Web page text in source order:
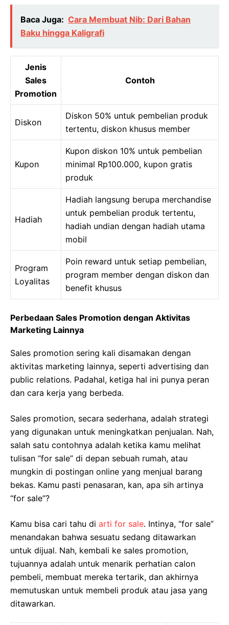
Baca Juga: Cara Membuat Nib: Dari Bahan
Baku hingga Kaligrafi
Jenis
Sales
Promotion
Contoh
Diskon
Diskon 50% untuk pembelian produk
tertentu, diskon khusus member
Kupon
Kupon diskon 10% untuk pembelian
minimal Rp100.000, kupon gratis
produk
Hadiah
Hadiah langsung berupa merchandise
untuk pembelian produk tertentu,
hadiah undian dengan hadiah utama
mobil
Program
Loyalitas
Poin reward untuk setiap pembelian,
program member dengan diskon dan
benefit khusus
Perbedaan Sales Promotion dengan Aktivitas
Marketing Lainnya
Sales promotion sering kali disamakan dengan
aktivitas marketing lainnya, seperti advertising dan
public relations. Padahal, ketiga hal ini punya peran
dan cara kerja yang berbeda.
Sales promotion, secara sederhana, adalah strategi
yang digunakan untuk meningkatkan penjualan. Nah,
salah satu contohnya adalah ketika kamu melihat
tulisan “for sale” di depan sebuah rumah, atau
mungkin di postingan online yang menjual barang
bekas. Kamu pasti penasaran, kan, apa sih artinya
“for sale”?
Kamu bisa cari tahu di arti for sale. Intinya, “for sale”
menandakan bahwa sesuatu sedang ditawarkan
untuk dijual. Nah, kembali ke sales promotion,
tujuannya adalah untuk menarik perhatian calon
pembeli, membuat mereka tertarik, dan akhirnya
memutuskan untuk membeli produk atau jasa yang
ditawarkan.